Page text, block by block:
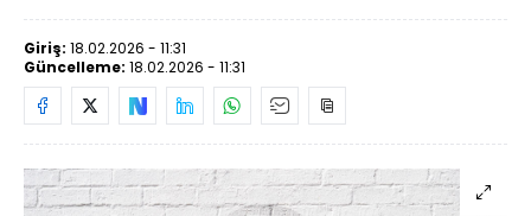
Giriş: 18.02.2026 - 11:31
Güncelleme: 18.02.2026 - 11:31